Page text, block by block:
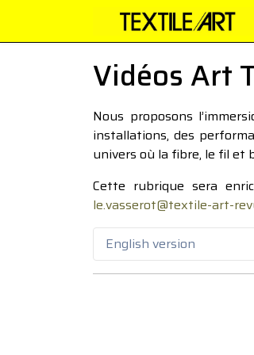
Vidéos Art
Nous proposons
installations, des
univers où la fibre, le fil et
Cette rubrique sera
le.vasserot@textile-art-
English version